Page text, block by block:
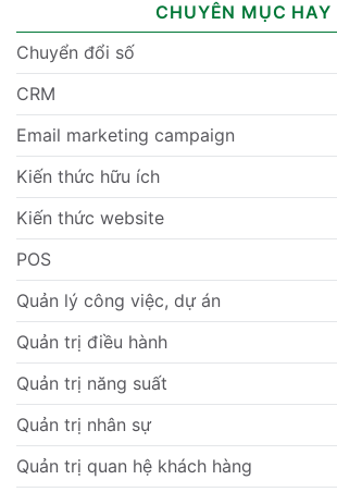
CHUYÊN MỤC HAY
Chuyển đổi số
CRM
Email marketing campaign
Kiến thức hữu ích
Kiến thức website
POS
Quản lý công việc, dự án
Quản trị điều hành
Quản trị năng suất
Quản trị nhân sự
Quản trị quan hệ khách hàng